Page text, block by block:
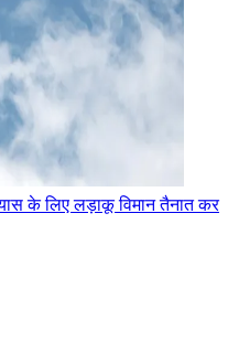
के लिए लड़ाकू विमान तैनात कर